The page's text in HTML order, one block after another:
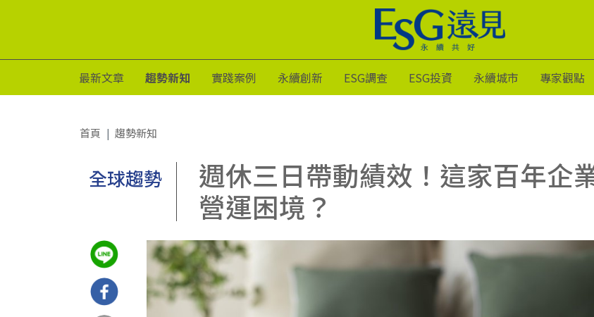
最新文章 趨勢新知 實踐案例 永續創新 ESG調查 ESG投資 永續城市 專家觀點
首頁 趨勢新知
全球趨勢
週休三日帶動績效！這家百年企
營運困境？